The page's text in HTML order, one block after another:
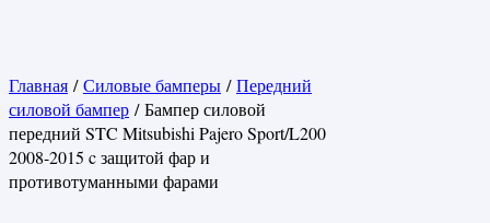
Главная /Силовые бамперы /Передний
силовой бампер / Бампер силовой
передний STC Mitsubishi Pajero Sport/L200
2008-2015 c защитой фар и
противотуманными фарами